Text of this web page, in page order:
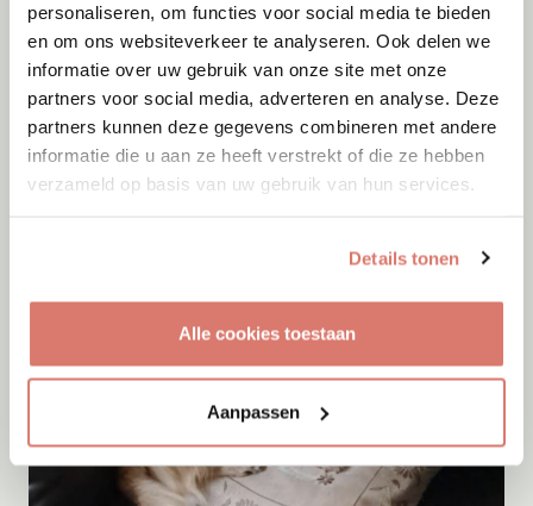
personaliseren, om functies voor social media te bieden
en om ons websiteverkeer te analyseren. Ook delen we
informatie over uw gebruik van onze site met onze
partners voor social media, adverteren en analyse. Deze
partners kunnen deze gegevens combineren met andere
informatie die u aan ze heeft verstrekt of die ze hebben
verzameld op basis van uw gebruik van hun services.
Details tonen
Alle cookies toestaan
Aanpassen
Adoptie 07-08-2026
Jack+ Trece
Spanje